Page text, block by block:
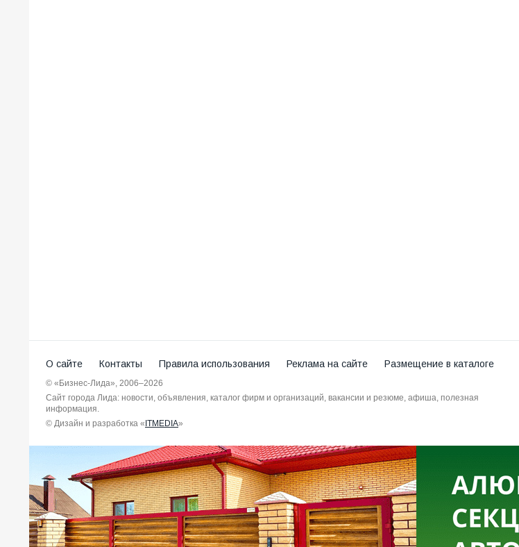
О сайте Контакты Правила использования Реклама на сайте Размещение в каталоге
© «Бизнес-Лида», 2006–2026
Сайт города Лида: новости, объявления, каталог фирм и организаций, вакансии и резюме, афиша, полезная
информация.
© Дизайн и разработка «ITMEDIA»